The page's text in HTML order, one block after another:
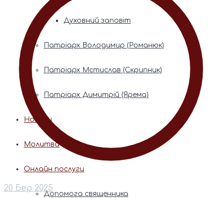
Духовний заповіт
Патріарх Володимир (Романюк)
Патріарх Мстислав (Скрипник)
Патріарх Димитрій (Ярема)
Новини
Молитва
Онлайн послуги
Допомога священника
20 Бер 2025